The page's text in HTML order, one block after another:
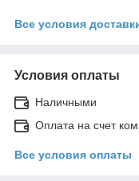
Все условия
Условия оплаты
Наличными
Оплата на счет
Все условия оплаты